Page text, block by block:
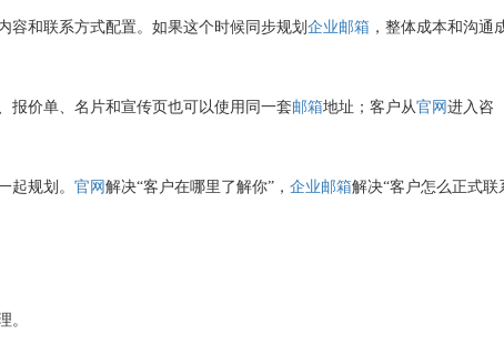
容和联系方式配置。如果这个时候同步规划 企业邮箱 ，整体成本和沟通
报价单、名片和宣传页也可以使用同一套邮箱地址；客户从官网 进入咨
起规划。 官网 解决“客户在哪里了解你”， 企业邮箱解决“客户怎么正式联
。